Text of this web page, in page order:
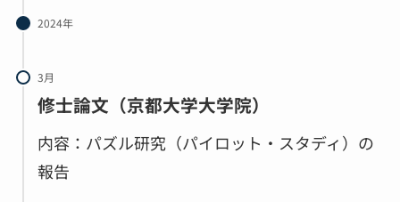
2024年
3月
修士論文（京都大学大学院）
内容：パズル研究（パイロット・スタディ）の
報告